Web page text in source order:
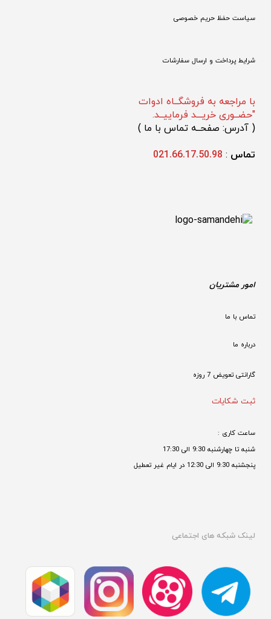
سیاست حفظ حریم خصوصی
شرایط پرداخت و ارسال سفارشات
با مراجعه به فروشگــاه ادوات
"حضــوری خریـــد فرماییــد.
( آدرس: صفحــه تماس با ما )
تماس :
021.66.17.50.98
امور مشتریان
تماس با ما
درباره ما
گارانتی تعویض 7 روزه
ثبت شکایات
ساعت کاری :
شنبه تا چهارشنبه 9:30 الی 17:30
پنجشنبه 9:30 الی 12:30 در ایام غیر تعطیل
لینک شبکه های اجتماعی